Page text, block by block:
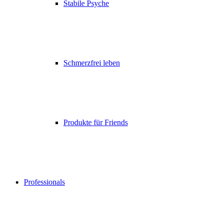
Stabile Psyche
Schmerzfrei leben
Produkte für Friends
Professionals